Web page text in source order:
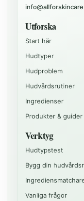
Utforska
Start här
Hudtyper
Hudproblem
Hudvårdsrutiner
Ingredienser
Produkter & guider
Verktyg
Hudtypstest
Bygg din
Vanliga frågor